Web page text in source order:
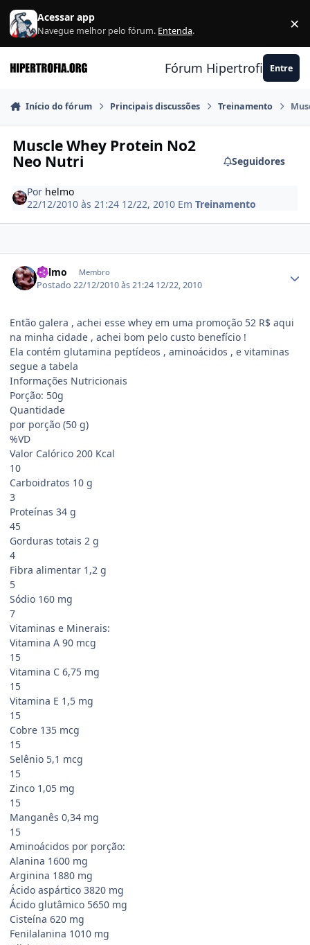
Ir para conteúdo
Acessar app
Navegue melhor pelo fórum. Entenda. ×
Fórum Hipertrofia.org
Entre
Início do fórum Principais discussões Treinamento
Muscle Whey Protein No2
Neo Nutri
Seguidores
Por helmo
22/12/2010 às 21:24 12/22, 2010 EmTreinamento
helmo Membro
Postado22/12/2010 às 21:24 12/22, 2010
Então galera , achei esse whey em uma promoção 52 R$ aqui
na minha cidade , achei bom pelo custo benefício !
Ela contém glutamina peptídeos , aminoácidos , e vitaminas
segue a tabela
Informações Nutricionais
Porção: 50g
Quantidade
por porção (50 g)
%VD
Valor Calórico 200 Kcal
10
Carboidratos 10 g
3
Proteínas 34 g
45
Gorduras totais 2 g
4
Fibra alimentar 1,2 g
5
Sódio 160 mg
7
Vitaminas e Minerais:
Vitamina A 90 mcg
15
Vitamina C 6,75 mg
15
Vitamina E 1,5 mg
15
Cobre 135 mcg
15
Selênio 5,1 mcg
15
Zinco 1,05 mg
15
Manganês 0,34 mg
15
Aminoácidos por porção:
Alanina 1600 mg
Arginina 1880 mg
Ácido aspártico 3820 mg
Ácido glutâmico 5650 mg
Cisteína 620 mg
Fenilalanina 1010 mg